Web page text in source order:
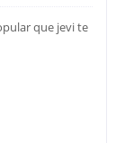
que jevi te